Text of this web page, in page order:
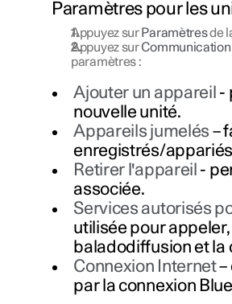
Paramètres pour les
Appuyez sur Paramètresde
Appuyez surCommunication
paramètres :
Ajouter un appareil -
nouvelle unité.
Appareils jumelés –
enregistrés/
Retirer l'appareil -
associée.
Services autorisés
utilisée pour
baladodiffusion et la
Connexion Internet–
par la connexion